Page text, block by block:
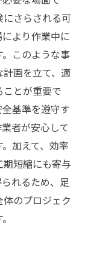
さらされる可
より作業中に
このような事
画を立て、適
とが重要で
基準を遵守す
者が安心して
加えて、効率
短縮にも寄与
れるため、足
のプロジェク